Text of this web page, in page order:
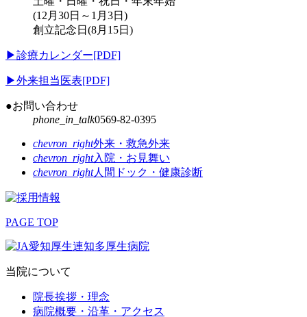
(12月30日～1月3日)
創立記念日(8月15日)
▶診療カレンダー[PDF]
▶外来担当医表[PDF]
●お問い合わせ
phone_in_talk0569-82-0395
chevron_right外来・救急外来
chevron_right入院・お見舞い
chevron_right人間ドック・健康診断
PAGE TOP
当院について
院長挨拶・理念
病院概要・沿革・アクセス